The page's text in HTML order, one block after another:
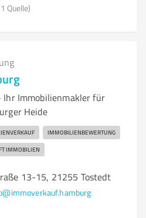
Quelle)
Ihr Immobilienmakler für
Heide
IMMOBILIENBEWERTUNG
IMMOBILIEN
13-15, 21255 Tostedt